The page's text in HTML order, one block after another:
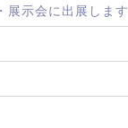
展示会に出展します